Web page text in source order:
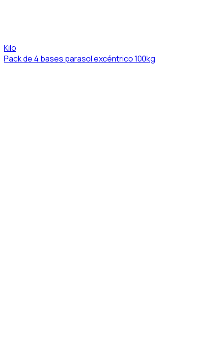
Kilo
Pack de 4 bases parasol excéntrico 100kg